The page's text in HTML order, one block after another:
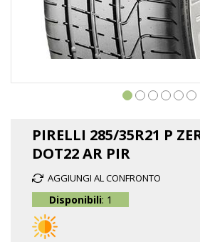
PIRELLI 285/35R21 P
DOT22 AR PIR
AGGIUNGI AL CONFRONTO
Disponibili: 1
galleria
immagini